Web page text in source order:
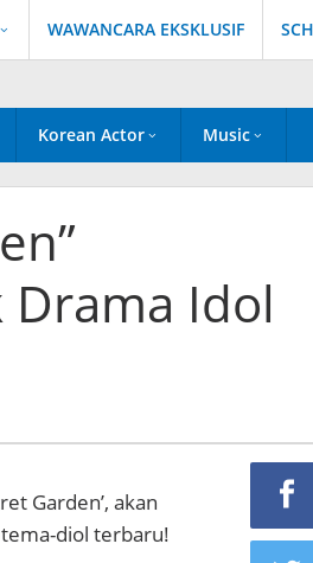
WAWANCARA EKSKLUSIF
Korean Actor Music
Idol
Garden’, akan
diol terbaru!